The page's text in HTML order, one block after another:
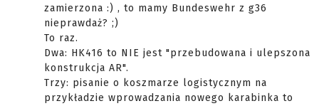
zamierzona :) , to mamy Bundeswehr z g36
nieprawdaż? ;)
To raz.
Dwa: HK416 to NIE jest "przebudowana i ulepszona
konstrukcja AR".
Trzy: pisanie o koszmarze logistycznym na
przykładzie wprowadzania nowego karabinka to